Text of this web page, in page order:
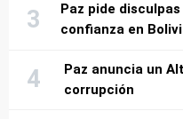
Paz pide
confianza en
Paz anuncia un
corrupción